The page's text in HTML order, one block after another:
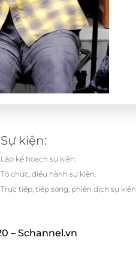
Sự kiện:
Lập kế hoạch sự kiện.
Tổ chức, điều hành sự kiện.
Trực tiếp, tiếp sóng, phiên dịch sự kiện.
– Schannel.vn